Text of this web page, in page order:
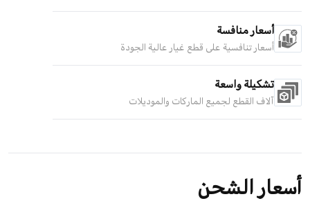
أسعار منافسة
أسعار تنافسية على قطع غيار عالية الجودة
تشكيلة واسعة
آلاف القطع لجميع الماركات والموديلات
أسعار الشحن